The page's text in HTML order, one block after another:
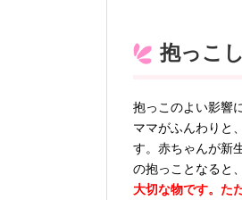
抱っこ
抱っこのよい影響
ママがふんわりと
す。赤ちゃんが新
の抱っことなると
大切な物です。た